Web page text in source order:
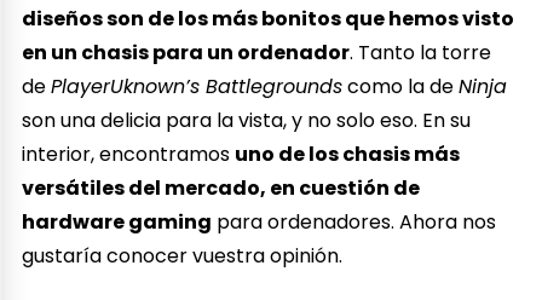
diseños son de los más bonitos que hemos visto
en un chasis para un ordenador. Tanto la torre
dePlayerUknown’s Battlegroundscomo la deNinja
son una delicia para la vista, y no solo eso. En su
interior, encontramos uno de los chasis más
versátiles del mercado, en cuestión de
hardware gaming para ordenadores. Ahora nos
gustaría conocer vuestra opinión.